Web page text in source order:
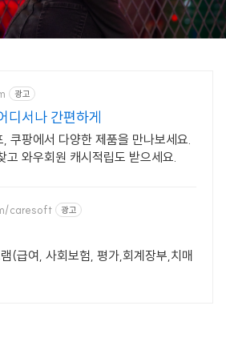
광고
디서나 간편하게
쿠팡에서 다양한 제품을 만나보세요.
고 와우회원 캐시적립도 받으세요.
caresoft 광고
(급여, 사회보험, 평가,회계장부,치매